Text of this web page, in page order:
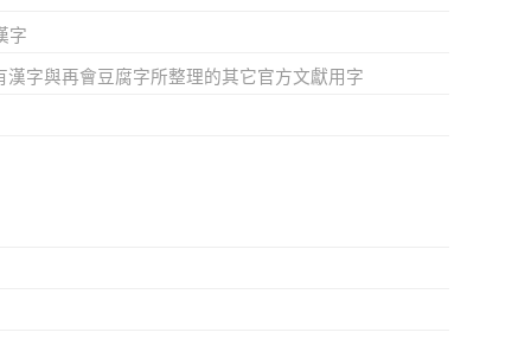
字
字與再會豆腐字所整理的其它官方文獻用字